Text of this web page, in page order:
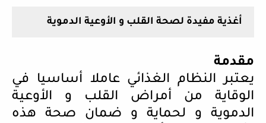
أغذية مفيدة لصحة القلب و الأوعية الدموية
مقدمة
يعتبر النظام الغذائي عاملا أساسيا في
الوقاية من أمراض القلب و الأوعية
الدموية و لحماية و ضمان صحة هذه